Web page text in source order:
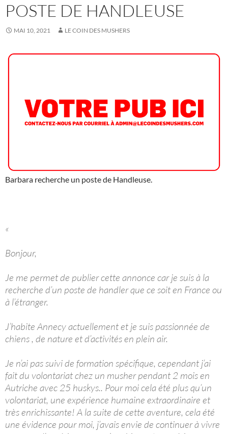
POSTE DE HANDLEUSE
MAI 10, 2021 LE COIN DES MUSHERS
Barbara recherche un poste de Handleuse.
«
Bonjour,
Je me permet de publier cette annonce car je suis à la
recherche d’un poste de handler que ce soit en France ou
à l’étranger.
J’habite Annecy actuellement et je suis passionnée de
chiens , de nature et d’activités en plein air.
Je n’ai pas suivi de formation spécifique, cependant j’ai
fait du volontariat chez un musher pendant 2 mois en
Autriche avec 25 huskys.. Pour moi cela été plus qu’un
volontariat, une expérience humaine extraordinaire et
très enrichissante! A la suite de cette aventure, cela été
une évidence pour moi, j’avais envie de continuer à vivre